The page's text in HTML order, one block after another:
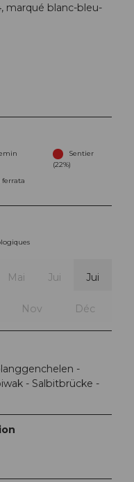
marqué blanc-bleu-
Sentier
(22%)
ferrata
Mai Jui Jui
Nov Déc
-
- Salbitbrücke -